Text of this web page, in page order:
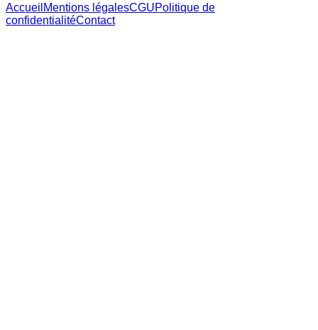
Accueil Mentions légalesCGUPolitique de
confidentialitéContact